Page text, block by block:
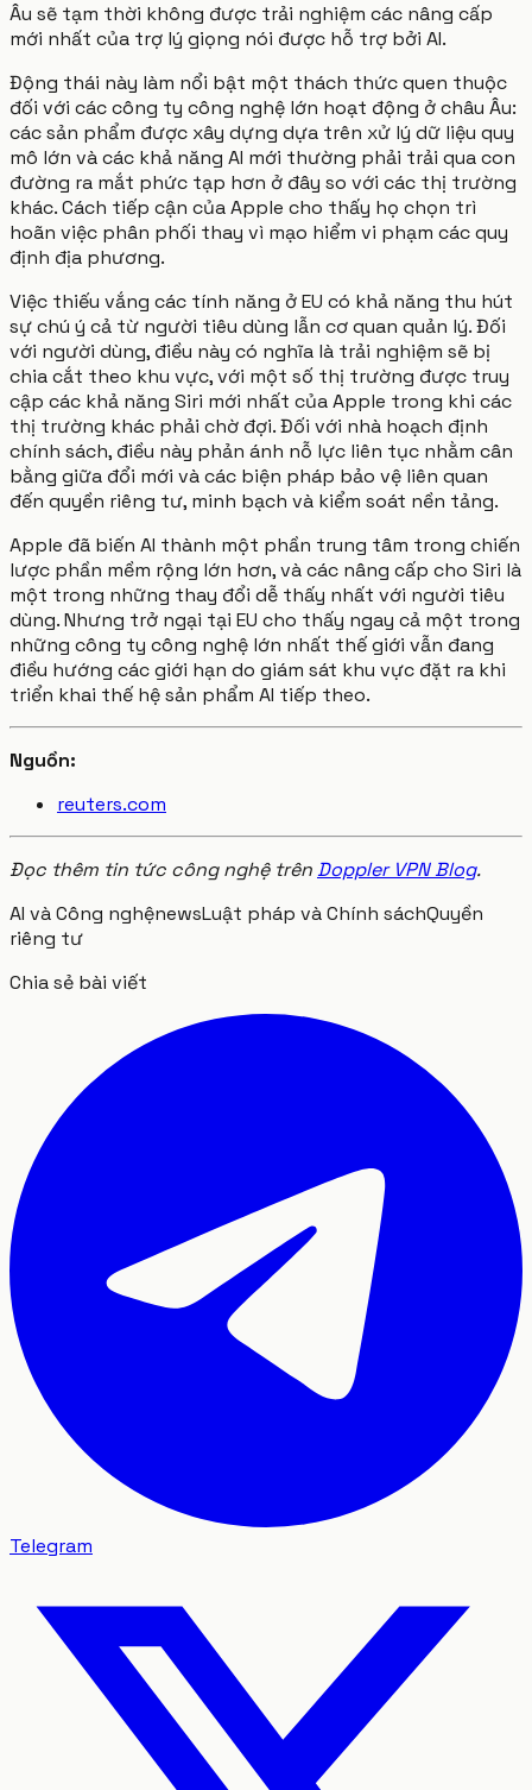
Âu sẽ tạm thời không được trải nghiệm các nâng cấp
mới nhất của trợ lý giọng nói được hỗ trợ bởi AI.
Động thái này làm nổi bật một thách thức quen thuộc
đối với các công ty công nghệ lớn hoạt động ở châu Âu:
các sản phẩm được xây dựng dựa trên xử lý dữ liệu quy
mô lớn và các khả năng AI mới thường phải trải qua con
đường ra mắt phức tạp hơn ở đây so với các thị trường
khác. Cách tiếp cận của Apple cho thấy họ chọn trì
hoãn việc phân phối thay vì mạo hiểm vi phạm các quy
định địa phương.
Việc thiếu vắng các tính năng ở EU có khả năng thu hút
sự chú ý cả từ người tiêu dùng lẫn cơ quan quản lý. Đối
với người dùng, điều này có nghĩa là trải nghiệm sẽ bị
chia cắt theo khu vực, với một số thị trường được truy
cập các khả năng Siri mới nhất của Apple trong khi các
thị trường khác phải chờ đợi. Đối với nhà hoạch định
chính sách, điều này phản ánh nỗ lực liên tục nhằm cân
bằng giữa đổi mới và các biện pháp bảo vệ liên quan
đến quyền riêng tư, minh bạch và kiểm soát nền tảng.
Apple đã biến AI thành một phần trung tâm trong chiến
lược phần mềm rộng lớn hơn, và các nâng cấp cho Siri là
một trong những thay đổi dễ thấy nhất với người tiêu
dùng. Nhưng trở ngại tại EU cho thấy ngay cả một trong
những công ty công nghệ lớn nhất thế giới vẫn đang
điều hướng các giới hạn do giám sát khu vực đặt ra khi
triển khai thế hệ sản phẩm AI tiếp theo.
Nguồn:
reuters.com
Đọc thêm tin tức công nghệ trênDoppler VPN Blog.
AI và Công nghệnewsLuật pháp và Chính sáchQuyền
riêng tư
Chia sẻ bài viết
Telegram